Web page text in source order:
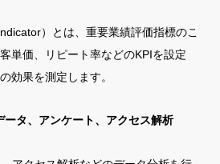
）とは、重要業績評価指標のこ
単価、リピート率などのKPIを設定
効果を測定します。
ータ、アンケート、アクセス解析